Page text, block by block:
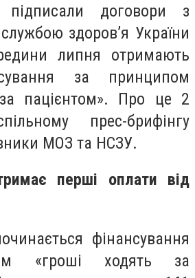
договори з
здоров’я України
липня отримають
за принципом
пацієнтом». Про це 2
прес-брифінгу
МОЗ та НСЗУ.
перші оплати від
фінансування
«гроші ходять за